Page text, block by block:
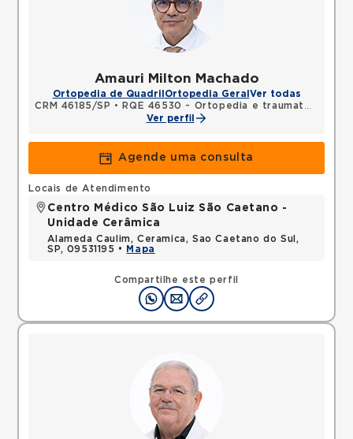
Amauri Milton Machado
Ortopedia de Quadril Ortopedia Geral Ver todas
CRM 46185/SP •
RQE 46530 - Ortopedia e traumatologia
Ver perfil
Agende uma consulta
Compartilhe este perfil
Locais de Atendimento
Centro Médico São Luiz São Caetano -
Unidade Cerâmica
Alameda Caulim, Ceramica, Sao Caetano do Sul,
SP, 09531195 •
Mapa